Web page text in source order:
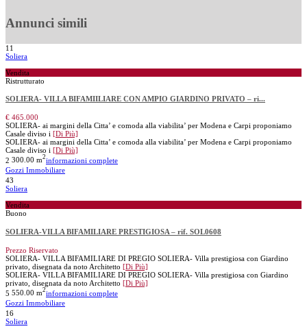
Annunci simili
11
Soliera
Vendita
Ristrutturato
SOLIERA- VILLA BIFAMIILIARE CON AMPIO GIARDINO PRIVATO – ri...
€ 465.000
SOLIERA- ai margini della Citta’ e comoda alla viabilita’ per Modena e Carpi proponiamo
Casale diviso i [Di Più]
SOLIERA- ai margini della Citta’ e comoda alla viabilita’ per Modena e Carpi proponiamo
Casale diviso i [Di Più]
2 300.00 m2informazioni complete
Gozzi Immobiliare
43
Soliera
Vendita
Buono
SOLIERA-VILLA BIFAMILIARE PRESTIGIOSA – rif. SOL0608
Prezzo Riservato
SOLIERA- VILLA BIFAMILIARE DI PREGIO SOLIERA- Villa prestigiosa con Giardino
privato, disegnata da noto Architetto [Di Più]
SOLIERA- VILLA BIFAMILIARE DI PREGIO SOLIERA- Villa prestigiosa con Giardino
privato, disegnata da noto Architetto [Di Più]
5 550.00 m2informazioni complete
Gozzi Immobiliare
16
Soliera